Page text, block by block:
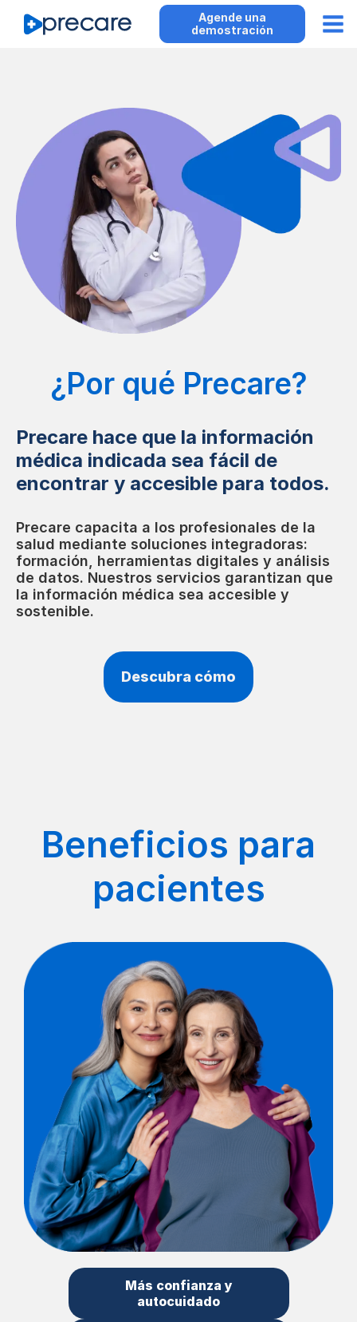
Agende una
demostración
¿Por qué Precare?
Precare hace que la información
médica indicada sea fácil de
encontrar y accesible para todos.
Precare capacita a los profesionales de la
salud mediante soluciones integradoras:
formación, herramientas digitales y análisis
de datos. Nuestros servicios garantizan que
la información médica sea accesible y
sostenible.
Descubra cómo
Beneficios para
pacientes
Más confianza y
autocuidado